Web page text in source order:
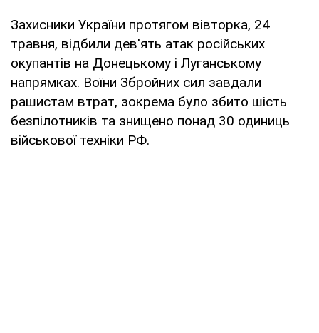
Захисники України протягом вівторка, 24
травня, відбили дев'ять атак російських
окупантів на Донецькому і Луганському
напрямках. Воїни Збройних сил завдали
рашистам втрат, зокрема було збито шість
безпілотників та знищено понад 30 одиниць
військової техніки РФ.